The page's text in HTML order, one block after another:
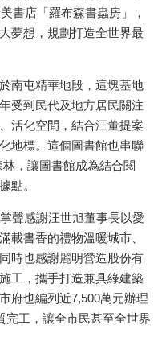
書店「羅布森書蟲房」，
夢想，規劃打造全世界最
南屯精華地段，這塊基地
受到民代及地方居民關注
活化空間，結合汪董提案
地標。這個圖書館也串聯
，讓圖書館成為結合閱
點。
聲感謝汪世旭董事長以愛
載書香的禮物溫暖城市、
時也感謝麗明營造股份有
工，攜手打造兼具綠建築
府也編列近7,500萬元辦理
完工，讓全市民甚至全世界